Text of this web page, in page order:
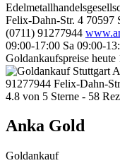
Felix-Dahn-Str. 4 70597
(0711) 91277944
09:00-17:00 Sa 09:00-
Goldankaufspreise heute
91277944 Felix-Dahn-
4.8 von 5 Sterne - 58
Anka Gold
Goldankauf